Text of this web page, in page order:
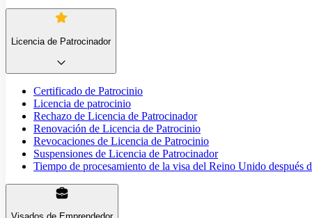
Licencia de Patrocinador
Certificado de Patrocinio
Licencia de patrocinio
Rechazo de Licencia de Patrocinador
Renovación de Licencia de Patrocinio
Revocaciones de Licencia de Patrocinio
Suspensiones de Licencia de Patrocinador
Tiempo de procesamiento de la visa del Reino Unido después